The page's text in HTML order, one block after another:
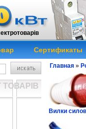
Сертификаты
ТОВАРІВ
Главная »
Вилки